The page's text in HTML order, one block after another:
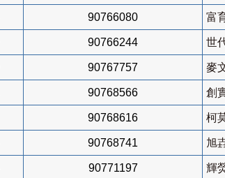
90766080 富
90766244 世
90767757 麥
90768566 創
90768616 柯
90768741 旭
90771197 輝